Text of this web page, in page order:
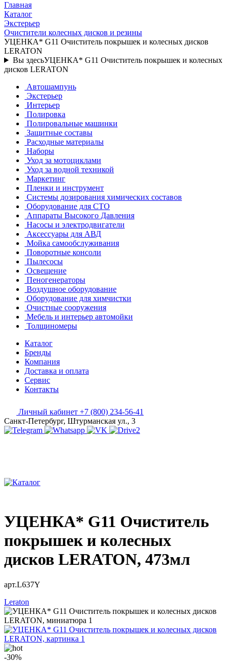
Главная
Каталог
Экстерьер
Очистители колесных дисков и резины
УЦЕНКА* G11 Очиститель покрышек и колесных дисков
LERATON
Вы здесьУЦЕНКА* G11 Очиститель покрышек и колесных
дисков LERATON
Автошампунь
Экстерьер
Интерьер
Полировка
Полировальные машинки
Защитные составы
Расходные материалы
Наборы
Уход за мотоциклами
Уход за водной техникой
Маркетинг
Пленки и инструмент
Системы дозирования химических составов
Оборудование для СТО
Аппараты Высокого Давления
Насосы и электродвигатели
Аксессуары для АВД
Мойка самообслуживания
Поворотные консоли
Пылесосы
Освещение
Пеногенераторы
Воздушное оборудование
Оборудование для химчистки
Очистные сооружения
Мебель и интерьер автомойки
Толщиномеры
Каталог
Бренды
Компания
Доставка и оплата
Сервис
Контакты
Личный кабинет +7 (800) 234-56-41
Санкт-Петербург, Штурманская ул., 3
УЦЕНКА* G11 Очиститель
покрышек и колесных
дисков LERATON, 473мл
арт.L637Y
Leraton
-30%